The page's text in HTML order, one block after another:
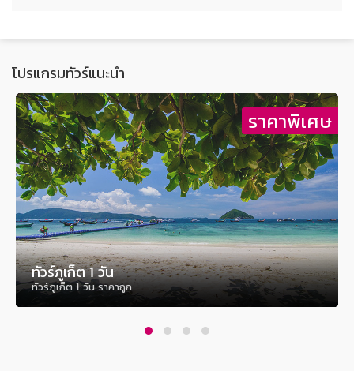
โปรแกรมทัวร์แนะนำ
ราคาพิเศษ
ทัวร์ภูเก็ต 1 วัน
ทัวร์ภูเก็ต 1 วัน ราคาถูก